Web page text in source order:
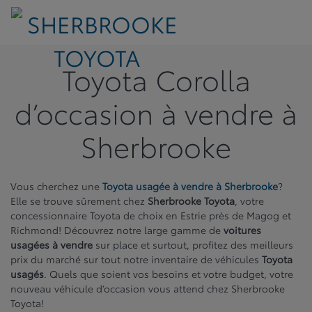
Toyota Corolla
d’occasion à vendre à
Sherbrooke
Vous cherchez une Toyota usagée à vendre à Sherbrooke?
Elle se trouve sûrement chez Sherbrooke Toyota, votre
concessionnaire Toyota de choix en Estrie près de Magog et
Richmond! Découvrez notre large gamme de voitures
usagées à vendre sur place et surtout, profitez des meilleurs
prix du marché sur tout notre inventaire de véhicules Toyota
usagés. Quels que soient vos besoins et votre budget, votre
nouveau véhicule d’occasion vous attend chez Sherbrooke
Toyota!